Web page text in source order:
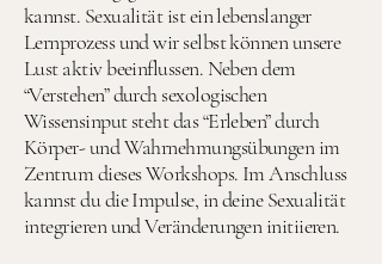
kannst. Sexualität ist ein lebenslanger
Lernprozess und wir selbst können unsere
Lust aktiv beeinflussen. Neben dem
“Verstehen” durch sexologischen
Wissensinput steht das “Erleben” durch
Körper- und Wahrnehmungsübungen im
Zentrum dieses Workshops. Im Anschluss
kannst du die Impulse, in deine Sexualität
integrieren und Veränderungen initiieren.